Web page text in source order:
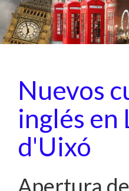
Nuevos
inglés en
d'Uixó
Apertura